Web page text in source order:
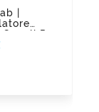
|
Per
Del